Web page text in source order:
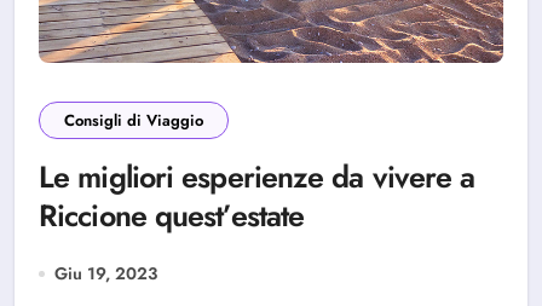
Consigli di Viaggio
Le migliori esperienze da vivere a
Riccione quest’estate
Giu 19, 2023